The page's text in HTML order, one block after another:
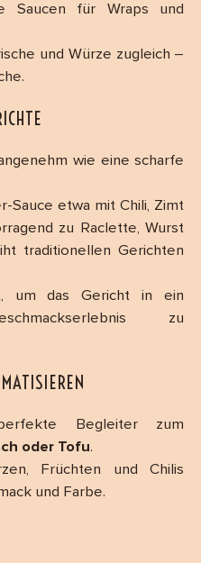
Saucen für Wraps und
und Würze zugleich –
wie eine scharfe
Sauce etwa mit Chili, Zimt
zu Raclette, Wurst
traditionellen Gerichten
um das Gericht in ein
zu
Begleiter zum
oder Tofu.
Früchten und Chilis
und Farbe.